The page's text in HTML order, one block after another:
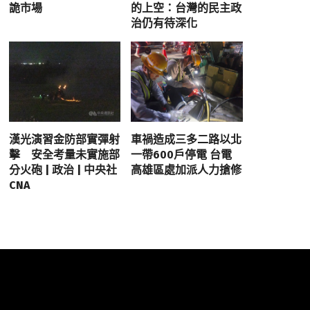
詭市場
的上空：台灣的民主政
治仍有待深化
漢光演習金防部實彈射
擊 安全考量未實施部
分火砲 | 政治 | 中央社
CNA
車禍造成三多二路以北
一帶600戶停電 台電
高雄區處加派人力搶修